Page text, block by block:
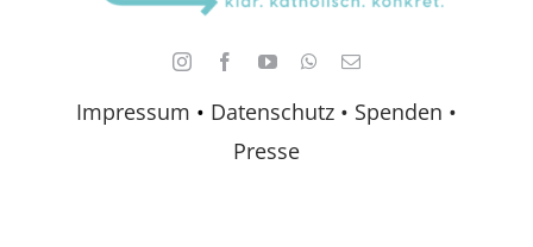
Impressum • Datenschutz • Spenden •
Presse